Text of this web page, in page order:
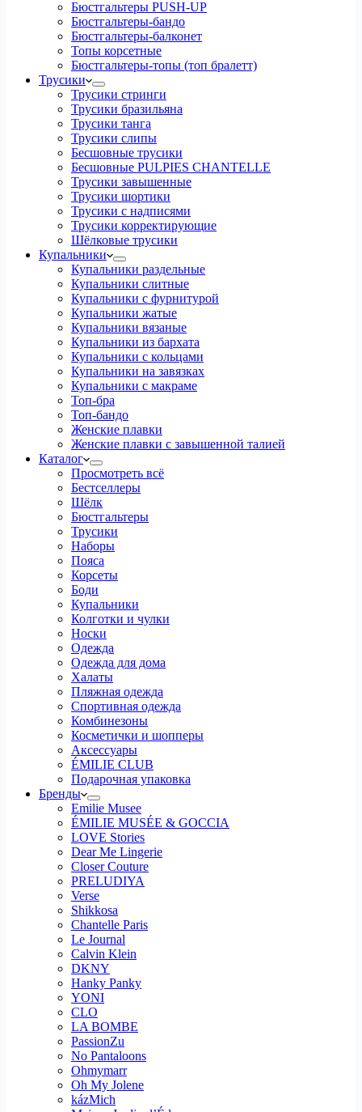
Бюстгальтеры PUSH-UP
Бюстгальтеры-бандо
Бюстгальтеры-балконет
Топы корсетные
Бюстгальтеры-топы (топ бралетт)
Трусики
Трусики стринги
Трусики бразильяна
Трусики танга
Трусики слипы
Бесшовные трусики
Бесшовные PULPIES CHANTELLE
Трусики завышенные
Трусики шортики
Трусики с надписями
Трусики корректирующие
Шёлковые трусики
Купальники
Купальники раздельные
Купальники слитные
Купальники с фурнитурой
Купальники жатые
Купальники вязаные
Купальники из бархата
Купальники с кольцами
Купальники на завязках
Купальники с макраме
Топ-бра
Топ-бандо
Женские плавки
Женские плавки с завышенной талией
Каталог
Просмотреть всё
Бестселлеры
Шёлк
Бюстгальтеры
Трусики
Наборы
Пояса
Корсеты
Боди
Купальники
Колготки и чулки
Носки
Одежда
Одежда для дома
Халаты
Пляжная одежда
Спортивная одежда
Комбинезоны
Косметички и шопперы
Аксессуары
ÉMILIE CLUB
Подарочная упаковка
Бренды
Emilie Musee
ÉMILIE MUSÉE & GOCCIA
LOVE Stories
Dear Me Lingerie
Closer Couture
PRELUDIYA
Verse
Shikkosa
Chantelle Paris
Le Journal
Calvin Klein
DKNY
Hanky Panky
YONI
CLO
LA BOMBE
PassionZu
No Pantaloons
Ohmymarr
Oh My Jolene
kázMich